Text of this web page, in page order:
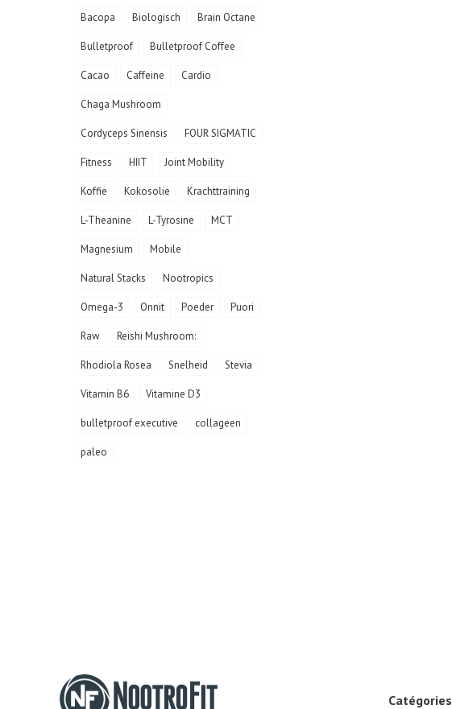
Bacopa Biologisch Brain Octane
Bulletproof Bulletproof Coffee
Cacao Caffeine Cardio
Chaga Mushroom
Cordyceps Sinensis FOUR SIGMATIC
Fitness HIIT Joint Mobility
Koffie Kokosolie Krachttraining
L-Theanine L-Tyrosine MCT
Magnesium Mobile
Natural Stacks Nootropics
Omega-3 Onnit Poeder Puori
Raw Reishi Mushroom:
Rhodiola Rosea Snelheid Stevia
Vitamin B6 Vitamine D3
bulletproof executive collageen
paleo
Catégories